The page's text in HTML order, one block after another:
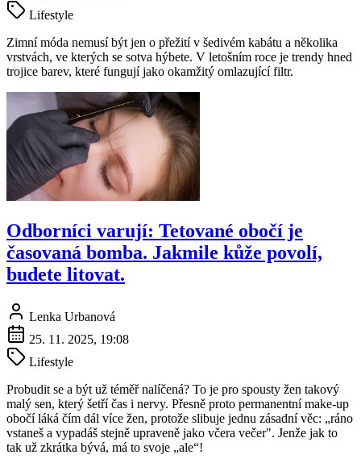
Lifestyle
Zimní móda nemusí být jen o přežití v šedivém kabátu a několika
vrstvách, ve kterých se sotva hýbete. V letošním roce je trendy hned
trojice barev, které fungují jako okamžitý omlazující filtr.
Odborníci varují: Tetované obočí je
časovaná bomba. Jakmile kůže povolí,
budete litovat.
Lenka Urbanová
25. 11. 2025, 19:08
Lifestyle
Probudit se a být už téměř nalíčená? To je pro spousty žen takový
malý sen, který šetří čas i nervy. Přesně proto permanentní make-up
obočí láká čím dál více žen, protože slibuje jednu zásadní věc: „ráno
vstaneš a vypadáš stejně upraveně jako včera večer". Jenže jak to
tak už zkrátka bývá, má to svoje „ale“!